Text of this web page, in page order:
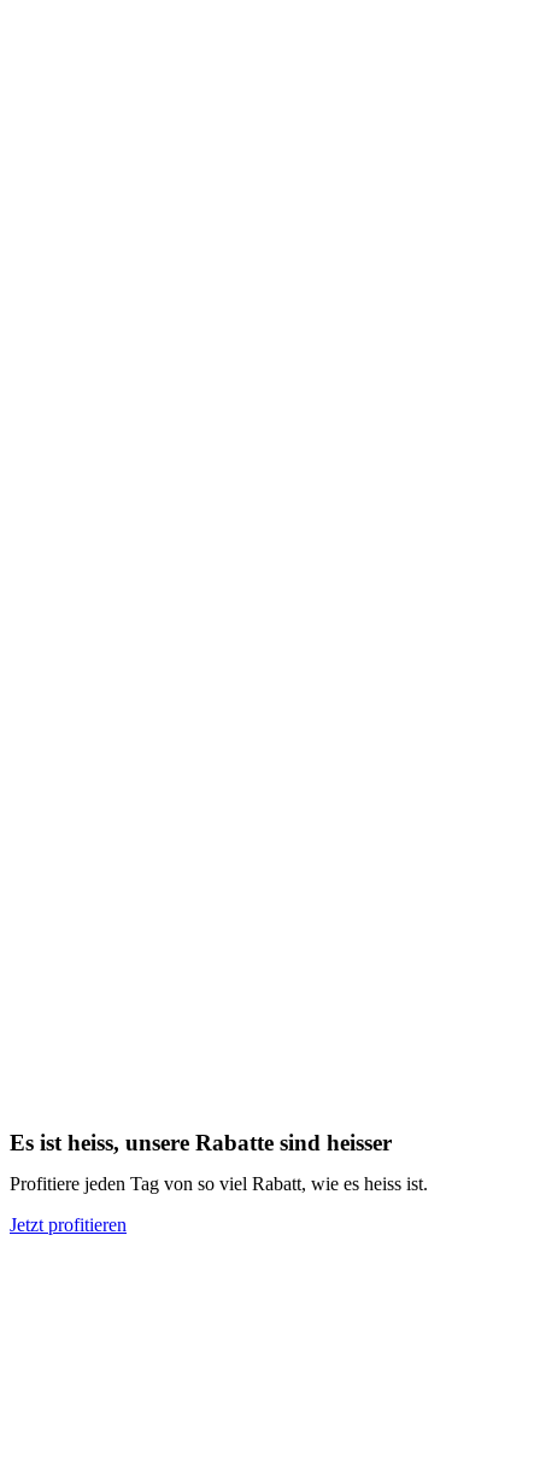
Es ist heiss, unsere Rabatte sind heisser
Profitiere jeden Tag von so viel Rabatt, wie es heiss ist.
Jetzt profitieren